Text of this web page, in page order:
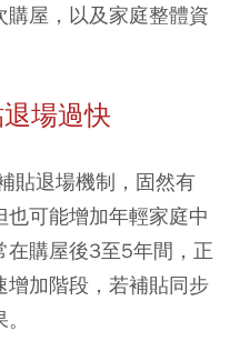
屋，以及家庭整體資
場過快
貼退場機制，固然有
可能增加年輕家庭中
在購屋後3至5年間，正
加階段，若補貼同步